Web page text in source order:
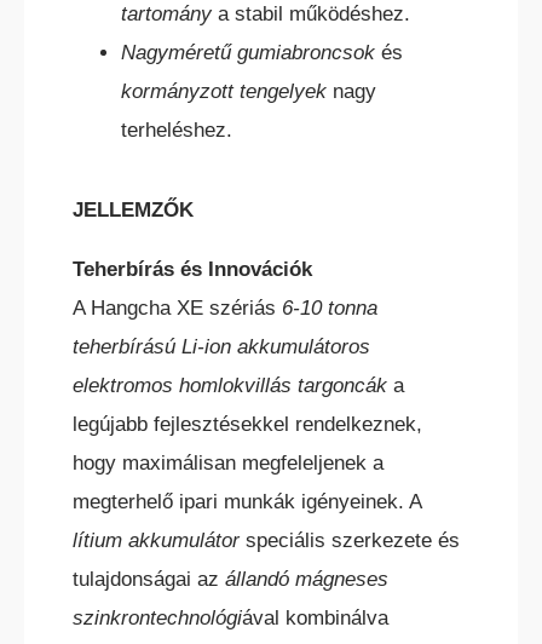
HASZNÁLT TARGONCÁK
AKCIÓS
tartomány a stabil működéshez.
Nagyméretű gumiabroncsok és
kormányzott tengelyek nagy
terheléshez.
JELLEMZŐK
Teherbírás és Innovációk
A Hangcha XE szériás 6-10 tonna
teherbírású Li-ion akkumulátoros
elektromos homlokvillás targoncák a
legújabb fejlesztésekkel rendelkeznek,
hogy maximálisan megfeleljenek a
megterhelő ipari munkák igényeinek. A
lítium akkumulátorspeciális szerkezete és
tulajdonságai az állandó mágneses
szinkrontechnológiával kombinálva